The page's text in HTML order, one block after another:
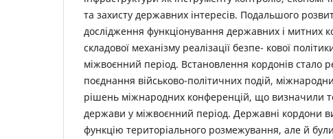
та захисту державних інтересів. Подальшого
дослідження функціонування державних і митних
складової механізму реалізації безпе- кової
міжвоєнний період. Встановлення кордонів стало
поєднання військово-політичних подій,
рішень міжнародних конференцій, що визначили
держави у міжвоєнний період. Державні кордони
функцію територіального розмежування, але й